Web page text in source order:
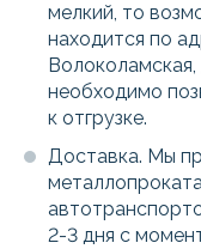
мелкий, то
находится по
необходимо
к отгрузке.
Доставка. Мы
2-3 дня с